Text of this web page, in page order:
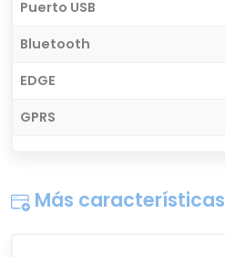
Puerto USB
Bluetooth
EDGE
GPRS
Más características